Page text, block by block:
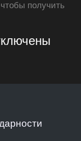
чтобы получить